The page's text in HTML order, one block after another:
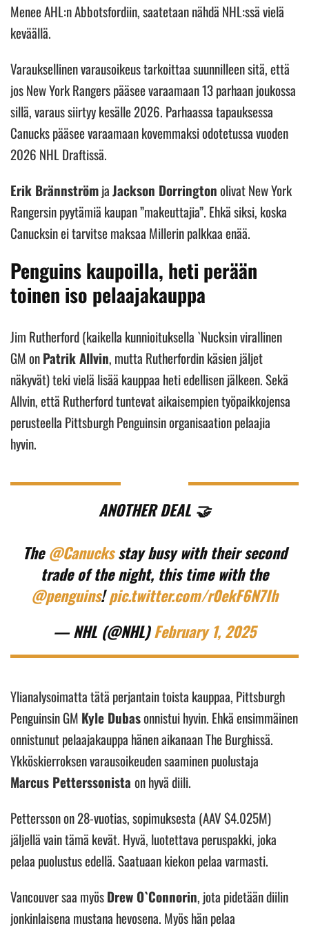
Menee AHL:n Abbotsfordiin, saatetaan nähdä NHL:ssä vielä
keväällä.
Varauksellinen varausoikeus tarkoittaa suunnilleen sitä, että
jos New York Rangers pääsee varaamaan 13 parhaan joukossa
sillä, varaus siirtyy kesälle 2026. Parhaassa tapauksessa
Canucks pääsee varaamaan kovemmaksi odotetussa vuoden
2026 NHL Draftissä.
Erik BrännströmjaJackson Dorringtonolivat New York
Rangersin pyytämiä kaupan ”makeuttajia”. Ehkä siksi, koska
Canucksin ei tarvitse maksaa Millerin palkkaa enää.
Penguins kaupoilla, heti perään
toinen iso pelaajakauppa
Jim Rutherford (kaikella kunnioituksella `Nucksin virallinen
GM onPatrik Allvin, mutta Rutherfordin käsien jäljet
näkyvät) teki vielä lisää kauppaa heti edellisen jälkeen. Sekä
Allvin, että Rutherford tuntevat aikaisempien työpaikkojensa
perusteella Pittsburgh Penguinsin organisaation pelaajia
hyvin.
ANOTHER DEAL 🤝
The@Canucksstay busy with their second
trade of the night, this time with the
@penguins!pic.twitter.com/r0ekF6N7Ih
— NHL (@NHL)February 1, 2025
Ylianalysoimatta tätä perjantain toista kauppaa, Pittsburgh
Penguinsin GM Kyle Dubasonnistui hyvin. Ehkä ensimmäinen
onnistunut pelaajakauppa hänen aikanaan The Burghissä.
Ykköskierroksen varausoikeuden saaminen puolustaja
Marcus Petterssonista on hyvä diili.
Pettersson on 28-vuotias, sopimuksesta (AAV $4.025M)
jäljellä vain tämä kevät. Hyvä, luotettava peruspakki, joka
pelaa puolustus edellä. Saatuaan kiekon pelaa varmasti.
Vancouver saa myösDrew O`Connorin, jota pidetään diilin
jonkinlaisena mustana hevosena. Myös hän pelaa